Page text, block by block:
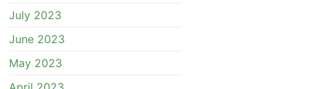
July 2023
June 2023
May 2023